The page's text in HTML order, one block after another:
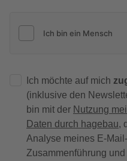
Ich möchte auf mich
(inklusive den
bin mit der Nutzung
Daten durch hagebau,
Analyse meines E-
Zusammenführung